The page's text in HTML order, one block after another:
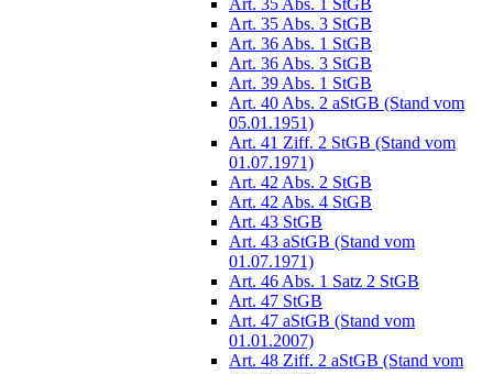
Art. 35 Abs. 1 StGB
Art. 35 Abs. 3 StGB
Art. 36 Abs. 1 StGB
Art. 36 Abs. 3 StGB
Art. 39 Abs. 1 StGB
Art. 40 Abs. 2 aStGB (Stand vom
05.01.1951)
Art. 41 Ziff. 2 StGB (Stand vom
01.07.1971)
Art. 42 Abs. 2 StGB
Art. 42 Abs. 4 StGB
Art. 43 StGB
Art. 43 aStGB (Stand vom
01.07.1971)
Art. 46 Abs. 1 Satz 2 StGB
Art. 47 StGB
Art. 47 aStGB (Stand vom
01.01.2007)
Art. 48 Ziff. 2 aStGB (Stand vom